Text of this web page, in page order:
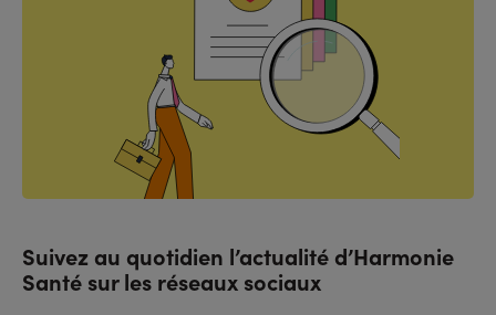
Suivez au quotidien l’actualité d’Harmonie
Santé sur les réseaux sociaux